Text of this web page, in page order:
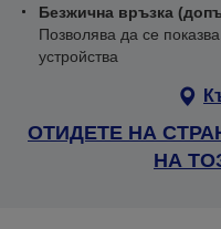
Безжична връзка
Позволява да се
устройства
ОТИДЕТЕ НА
НА